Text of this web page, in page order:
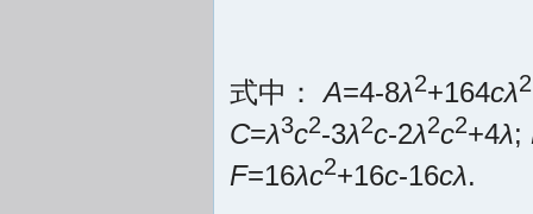
式中：A=4-8λ2+164cλ2
C=λ3c2-3λ2c-2λ2c2+4λ;
F=16λc2+16c-16cλ.